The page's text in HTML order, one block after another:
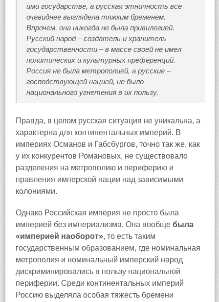
ими государстве, а русская этничность все
очевиднее выглядела тяжким бременем.
Впрочем, она никогда не была привилегией.
Русский народ – создатель и хранитель
государственности – в массе своей не имел
политических и культурных преференций.
Россия не была метрополией, а русские –
господствующей нацией, не было
национального угнетения в их пользу.
Правда, в целом русская ситуация не уникальна, а
характерна для континентальных империй. В
империях Османов и Габсбургов, точно так же, как
у их конкурентов Романовых, не существовало
разделения на метрополию и периферию и
правления имперской нации над зависимыми
колониями.
Однако Российская империя не просто была
империей без империализма. Она вообще была
«империей наоборот», то есть таким
государственным образованием, где номинальная
метрополия и номинальный имперский народ
дискриминировались в пользу национальной
периферии. Среди континентальных империй
Россию выделяла особая тяжесть бремени